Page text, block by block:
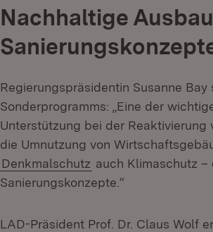
Nachhaltige
Regierungspräsidentin Susanne
Sonderprogramms: „Eine der
Unterstützung bei der
die Umnutzung von
Denkmalschutz auch Klimaschutz
Sanierungskonzepte.“
LAD-Präsident Prof. Dr. Claus Wolf